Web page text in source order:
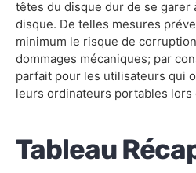
têtes du disque dur de se garer
disque. De telles mesures
minimum le risque de
dommages mécaniques; par
parfait pour les utilisateurs qui
leurs ordinateurs portables lors
Tableau